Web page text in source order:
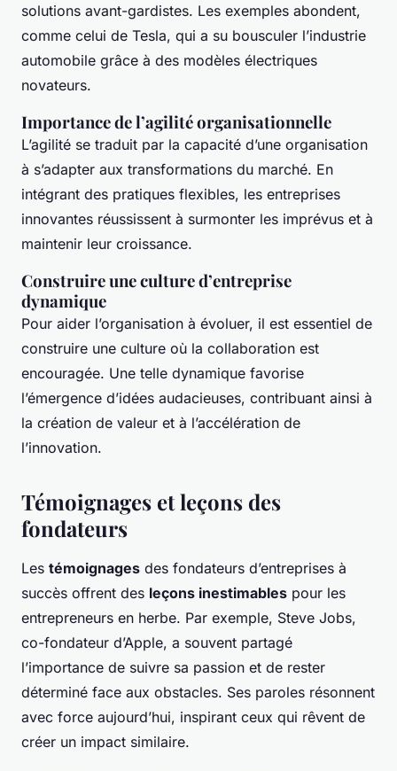
solutions avant-gardistes. Les exemples abondent,
comme celui de Tesla, qui a su bousculer l’industrie
automobile grâce à des modèles électriques
novateurs.
Importance de l’agilité organisationnelle
L’agilité se traduit par la capacité d’une organisation
à s’adapter aux transformations du marché. En
intégrant des pratiques flexibles, les entreprises
innovantes réussissent à surmonter les imprévus et à
maintenir leur croissance.
Construire une culture d’entreprise
dynamique
Pour aider l’organisation à évoluer, il est essentiel de
construire une culture où la collaboration est
encouragée. Une telle dynamique favorise
l’émergence d’idées audacieuses, contribuant ainsi à
la création de valeur et à l’accélération de
l’innovation.
Témoignages et leçons des
fondateurs
Les témoignages des fondateurs d’entreprises à
succès offrent des leçons inestimables pour les
entrepreneurs en herbe. Par exemple, Steve Jobs,
co-fondateur d’Apple, a souvent partagé
l’importance de suivre sa passion et de rester
déterminé face aux obstacles. Ses paroles résonnent
avec force aujourd’hui, inspirant ceux qui rêvent de
créer un impact similaire.